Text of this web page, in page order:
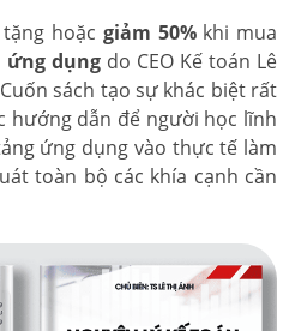
hoặc giảm 50%khi mua
ứng dụng do CEO Kế toán Lê
sách tạo sự khác biệt rất
hướng dẫn để người học lĩnh
ứng dụng vào thực tế làm
toàn bộ các khía cạnh cần